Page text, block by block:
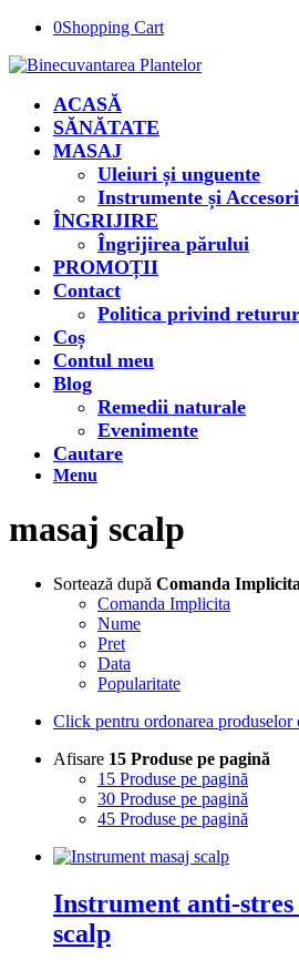
0Shopping Cart
ACASĂ
SĂNĂTATE
MASAJ
Uleiuri și unguente
Instrumente și
ÎNGRIJIRE
Îngrijirea părului
PROMOȚII
Contact
Politica privind
Coș
Contul meu
Blog
Remedii naturale
Evenimente
Cautare
Menu
masaj scalp
Sortează după Comanda Implicita
Comanda Implicita
Nume
Pret
Data
Popularitate
Click pentru ordonarea produselor
Afisare 15 Produse pe pagină
15 Produse pe pagină
30 Produse pe pagină
45 Produse pe pagină
Instrument anti-
scalp